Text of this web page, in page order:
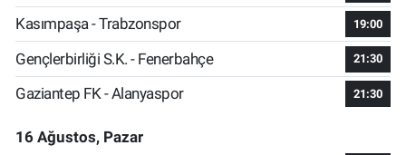
Kasımpaşa - Trabzonspor 19:00
Gençlerbirliği S.K. - Fenerbahçe 21:30
Gaziantep FK - Alanyaspor 21:30
16 Ağustos, Pazar